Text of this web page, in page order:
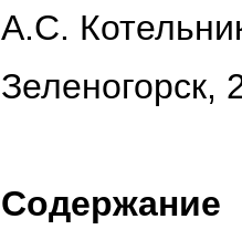
А.C.
Зеленогорск,
Содержание